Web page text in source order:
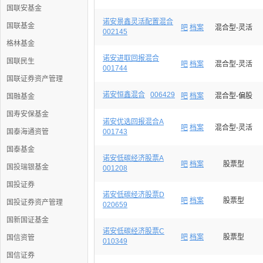
国联安基金
国联基金
格林基金
国联民生
国联证券资产管理
国融基金
国寿安保基金
国泰海通资管
国泰基金
国投瑞银基金
国投证券
国投证券资产管理
国新国证基金
国信资管
国信证券
诺安景鑫灵活配置混合
002145
吧 档案 混合型-灵活
诺安进取回报混合
001744
吧 档案 混合型-灵活
诺安恒鑫混合 006429 吧 档案 混合型-偏股
诺安优选回报混合A
001743
吧 档案 混合型-灵活
诺安低碳经济股票A
001208
吧 档案 股票型
诺安低碳经济股票D
020659
吧 档案 股票型
诺安低碳经济股票C
010349
吧 档案 股票型